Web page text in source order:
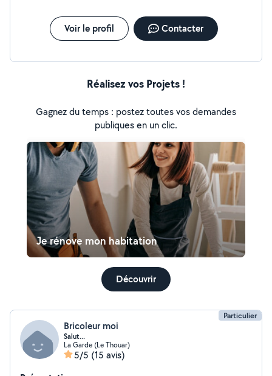
Voir le profil Contacter
Réalisez vos Projets !
Gagnez du temps : postez toutes vos demandes
publiques en un clic.
Je rénove mon habitation
Découvrir
Particulier
Bricoleur moi
Salut...
La Garde (Le Thouar)
5/5 (15 avis)